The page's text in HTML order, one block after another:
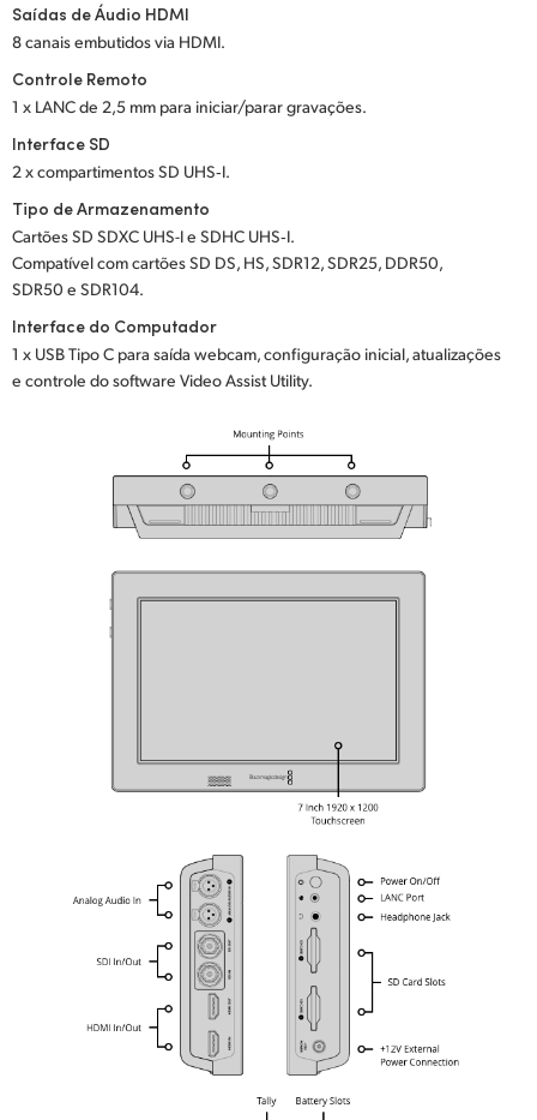
Saídas de Áudio HDMI
8 canais embutidos via HDMI.
Controle Remoto
1 x LANC de 2,5 mm para iniciar/parar gravações.
Interface SD
2 x compartimentos SD UHS‑I.
Tipo de Armazenamento
Cartões SD SDXC UHS-I e SDHC UHS‑I.
Compatível com cartões SD DS, HS, SDR12, SDR25, DDR50,
SDR50 e SDR104.
Interface do Computador
1 x USB Tipo C para saída webcam, configuração inicial, atualizações
e controle do software Video Assist Utility.